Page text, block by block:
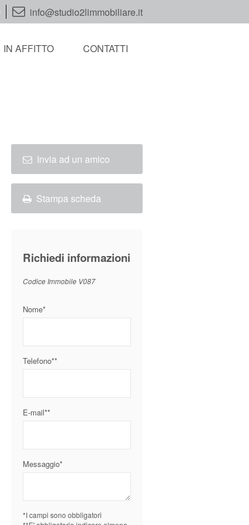
info@studio2limmobiliare.it
IN AFFITTO CONTATTI
Invia ad un amico
Stampa scheda
Richiedi informazioni
Codice Immobile V087
Nome*
Telefono**
E-mail**
Messaggio*
*I campi sono obbligatori